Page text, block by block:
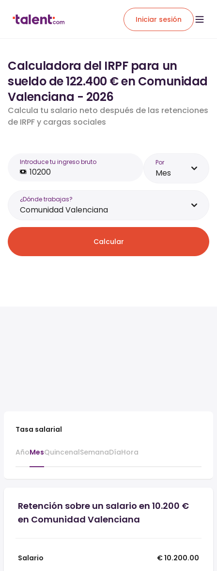
Iniciar sesión
Calculadora del IRPF para un
sueldo de 122.400 € en Comunidad
Valenciana - 2026
Calcula tu salario neto después de las retenciones
de IRPF y cargas sociales
Introduce tu ingreso bruto Por
Mes
¿Dónde trabajas?
Comunidad Valenciana
Calcular
Tasa salarial
AñoMesQuincenalSemanaDíaHora
Retención sobre un salario en 10.200 €
en Comunidad Valenciana
Salario
€ 10.200.00